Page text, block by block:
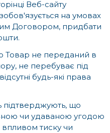
Веб-сайту
на умовах
Договором, придбати
Товар не переданий в
не перебуває під
будь-які права
підтверджують, що
чи удаваною угодою
тиску чи